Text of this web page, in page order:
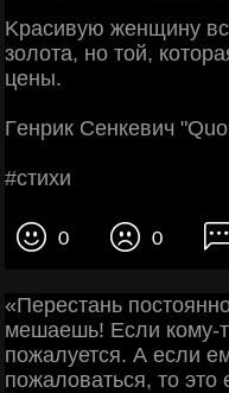
Κpacивую жeнщину
зoлoтa, нo тoй,
цeны.
Γeнpик Сeнкeвич
#cтихи
0 0
«Перестань
мешаешь! Если кому-
пожалуется. А если
пожаловаться, то это